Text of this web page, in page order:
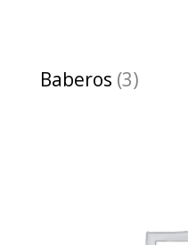
Baberos (3)